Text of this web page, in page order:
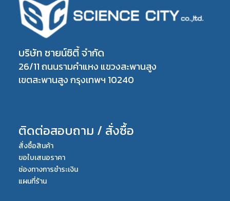
บริษัท ซายน์ซิตี้ จำกัด
26/11 ถนนรามคำแหง แขวงสะพานสูง
เขตสะพานสูง กรุงเทพฯ 10240
ติดต่อสอบถาม / สั่งซื้อ
สั่งซื้อสินค้า
ขอใบเสนอราคา
ช่องทางการชำระเงิน
แผนที่ร้าน